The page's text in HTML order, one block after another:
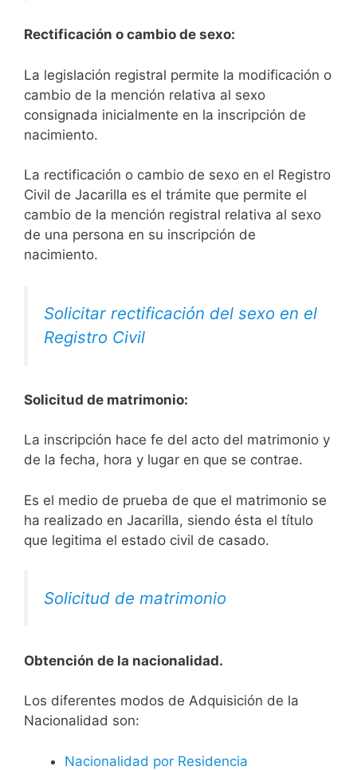
Rectificación o cambio de sexo:
La legislación registral permite la modificación o
cambio de la mención relativa al sexo
consignada inicialmente en la inscripción de
nacimiento.
La rectificación o cambio de sexo en el Registro
Civil de Jacarilla es el trámite que permite el
cambio de la mención registral relativa al sexo
de una persona en su inscripción de
nacimiento.
Solicitar rectificación del sexo en el
Registro Civil
Solicitud de matrimonio:
La inscripción hace fe del acto del matrimonio y
de la fecha, hora y lugar en que se contrae.
Es el medio de prueba de que el matrimonio se
ha realizado en Jacarilla, siendo ésta el título
que legitima el estado civil de casado.
Solicitud de matrimonio
Obtención de la nacionalidad.
​​​Los diferentes modos de Adquisición de la
Nacionalidad son:
Nacionalidad por Residencia